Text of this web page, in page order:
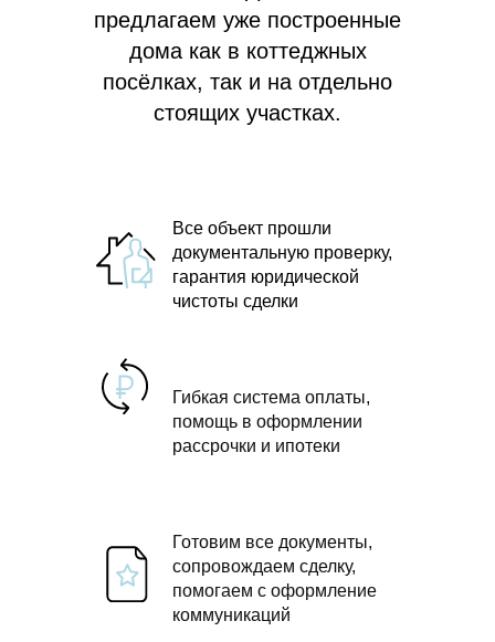
предлагаем уже построенные
дома как в коттеджных
посёлках, так и на отдельно
стоящих участках.
Все объект прошли
документальную проверку,
гарантия юридической
чистоты сделки
Гибкая система оплаты,
помощь в оформлении
рассрочки и ипотеки
Готовим все документы,
сопровождаем сделку,
помогаем с оформление
коммуникаций